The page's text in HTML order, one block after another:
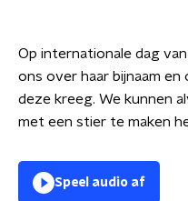
Op internationale dag
ons over haar bijnaam
deze kreeg. We kunnen
met een stier te maken
Speel audio af